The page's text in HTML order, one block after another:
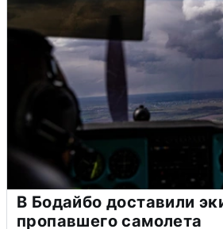
В Бодайбо доставили
пропавшего самолета